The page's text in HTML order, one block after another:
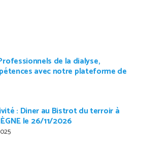
de la dialyse,
avec notre plateforme de
: Diner au Bistrot du terroir à
le 26/11/2026